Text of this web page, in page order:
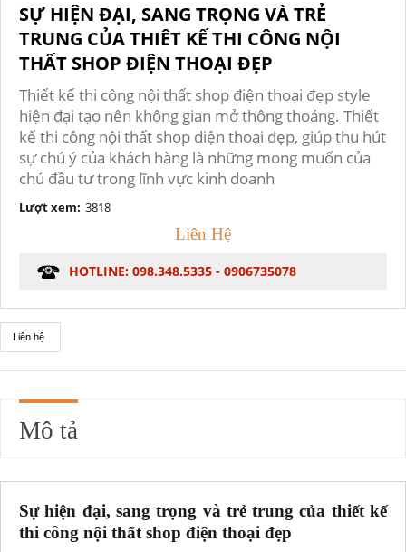
SỰ HIỆN ĐẠI, SANG TRỌNG VÀ TRẺ
TRUNG CỦA THIÊT KẾ THI CÔNG NỘI
THẤT SHOP ĐIỆN THOẠI ĐẸP
Thiết kế thi công nội thất shop điện thoại đẹp style
hiện đại tạo nên không gian mở thông thoáng. Thiết
kế thi công nội thất shop điện thoại đẹp, giúp thu hút
sự chú ý của khách hàng là những mong muốn của
chủ đầu tư trong lĩnh vực kinh doanh
Lượt xem: 3818
Liên Hệ
HOTLINE: 098.348.5335 - 0906735078
Liên hệ
Mô tả
Sự hiện đại, sang trọng và trẻ trung của thiết kế
thi công nội thất shop điện thoại đẹp